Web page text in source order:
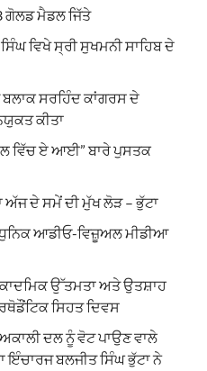
ਗੋਲਡ ਮੈਡਲ ਜਿੱਤੇ
ਵਿਖੇ ਸ੍ਰੀ ਸੁਖਮਨੀ ਸਾਹਿਬ ਦੇ
ਸਰਹਿੰਦ ਕਾਂਗਰਸ ਦੇ
ਕੀਤਾ
ਵਿੱਚ ਏ ਆਈ” ਬਾਰੇ ਪੁਸਤਕ
ਅੱਜ ਦੇ ਸਮੇਂ ਦੀ ਮੁੱਖ ਲੋੜ – ਭੁੱਟਾ
ਆਡੀਓ-ਵਿਜ਼ੂਅਲ ਮੀਡੀਆ
ਉੱਤਮਤਾ ਅਤੇ ਉਤਸ਼ਾਹ
ਸਿਹਤ ਦਿਵਸ
ਦਲ ਨੂੰ ਵੋਟ ਪਾਉਣ ਵਾਲੇ
ਇੰਚਾਰਜ ਬਲਜੀਤ ਸਿੰਘ ਭੁੱਟਾ ਨੇ